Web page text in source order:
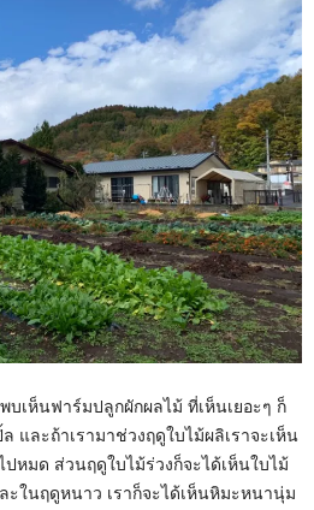
บเห็นฟาร์มปลูกผักผลไม้ ที่เห็นเยอะๆ ก็
และถ้าเรามาช่วงฤดูใบไม้ผลิเราจะเห็น
หมด ส่วนฤดูใบไม้ร่วงก็จะได้เห็นใบไม้
ะในฤดูหนาว เราก็จะได้เห็นหิมะหนานุ่ม